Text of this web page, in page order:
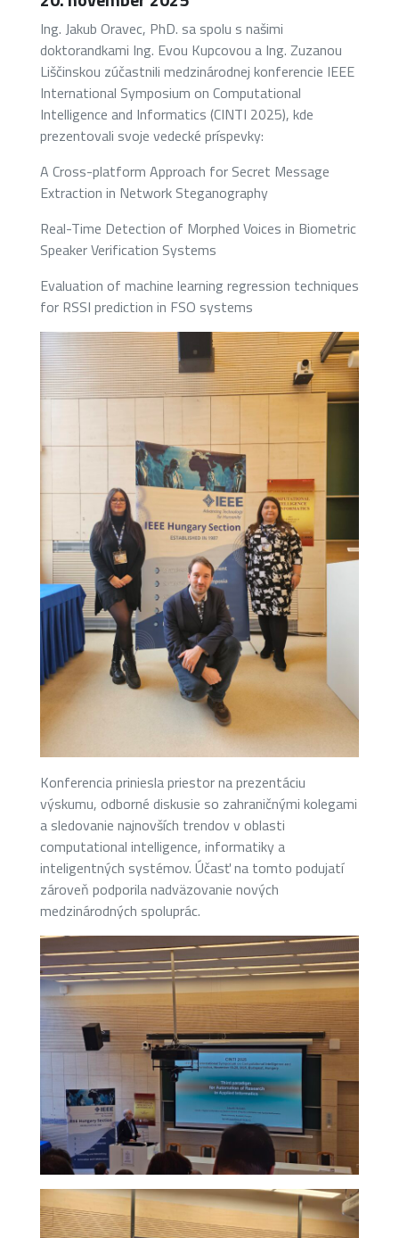
Ing. Jakub Oravec, PhD. sa spolu s našimi
doktorandkami Ing. Evou Kupcovou a Ing. Zuzanou
Liščinskou zúčastnili medzinárodnej konferencie IEEE
International Symposium on Computational
Intelligence and Informatics (CINTI 2025), kde
prezentovali svoje vedecké príspevky:
A Cross-platform Approach for Secret Message
Extraction in Network Steganography
Real-Time Detection of Morphed Voices in Biometric
Speaker Verification Systems
Evaluation of machine learning regression techniques
for RSSI prediction in FSO systems
Konferencia priniesla priestor na prezentáciu
výskumu, odborné diskusie so zahraničnými kolegami
a sledovanie najnovších trendov v oblasti
computational intelligence, informatiky a
inteligentných systémov. Účasť na tomto podujatí
zároveň podporila nadväzovanie nových
medzinárodných spoluprác.